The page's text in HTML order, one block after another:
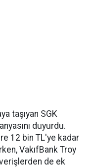
taşıyan SGK
duyurdu.
12 bin TL'ye kadar
VakıfBank Troy
de ek